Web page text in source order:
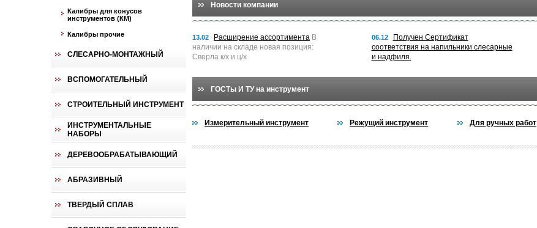
Калибры для конусов
инструментов (КМ)
Калибры прочие
СЛЕСАРНО-МОНТАЖНЫЙ
ВСПОМОГАТЕЛЬНЫЙ
СТРОИТЕЛЬНЫЙ ИНСТРУМЕНТ
ИНСТРУМЕНТАЛЬНЫЕ
НАБОРЫ
ДЕРЕВООБРАБАТЫВАЮЩИЙ
АБРАЗИВНЫЙ
ТВЕРДЫЙ СПЛАВ
Новости компании
13.02 Расширение ассортимента В
наличии на складе новая позиция:
Сверла к/х и ц/х
06.12
Получен Сертификат
соответствия на напильники слесарные
и надфиля.
ГОСТы И ТУ на инструмент
Измерительный инструмент Режущий инструмент Для ручных работ